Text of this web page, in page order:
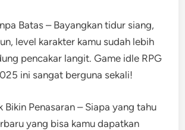
Batas – Bayangkan tidur siang,
level karakter kamu sudah lebih
pencakar langit. Game idle RPG
ini sangat berguna sekali!
Bikin Penasaran – Siapa yang tahu
yang bisa kamu dapatkan